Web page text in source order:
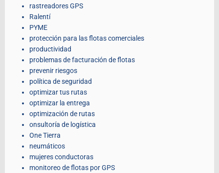
rastreadores GPS
Ralentí
PYME
protección para las flotas comerciales
productividad
problemas de facturación de flotas
prevenir riesgos
política de seguridad
optimizar tus rutas
optimizar la entrega
optimización de rutas
onsultoría de logística
One Tierra
neumáticos
mujeres conductoras
monitoreo de flotas por GPS